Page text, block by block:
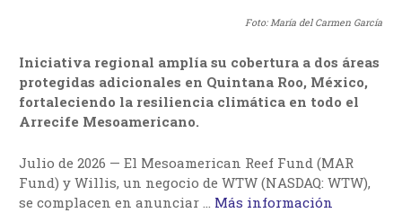
Foto: María del Carmen García
Iniciativa regional amplía su cobertura a dos áreas
protegidas adicionales en Quintana Roo, México,
fortaleciendo la resiliencia climática en todo el
Arrecife Mesoamericano.
Julio de 2026 — El Mesoamerican Reef Fund (MAR
Fund) y Willis, un negocio de WTW (NASDAQ: WTW),
se complacen en anunciar… Más información